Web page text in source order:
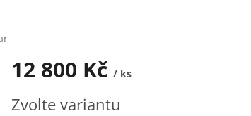
12 800 Kč / ks
cena:
Zvolte variantu